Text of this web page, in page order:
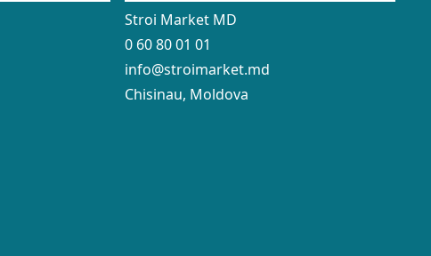
Stroi Market MD
0 60 80 01 01
info@stroimarket.md
Chisinau, Moldova